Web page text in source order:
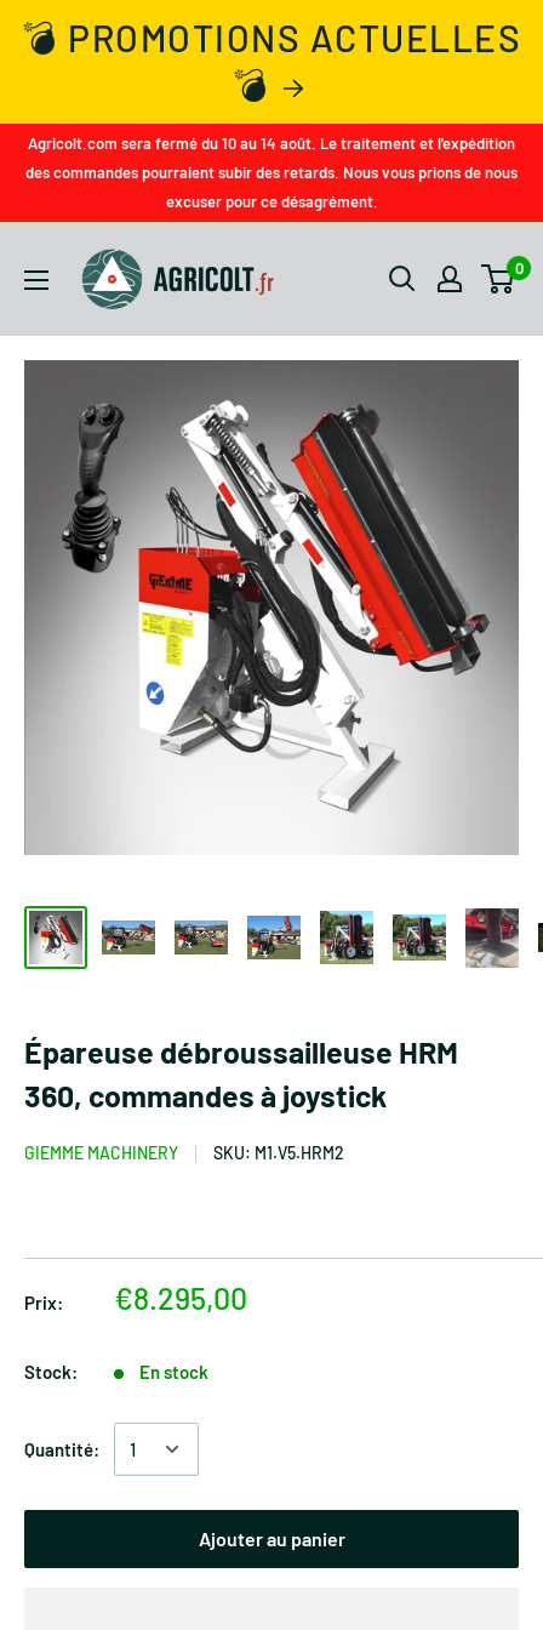
💣 PROMOTIONS ACTUELLES
💣
Agricolt.com sera fermé du 10 au 14 août. Le traitement et l'expédition
des commandes pourraient subir des retards. Nous vous prions de nous
excuser pour ce désagrément.
0
Épareuse débroussailleuse HRM
360, commandes à joystick
GIEMME MACHINERY SKU: M1.V5.HRM2
Prix: €8.295,00
Stock: En stock
Quantité:
Ajouter au panier